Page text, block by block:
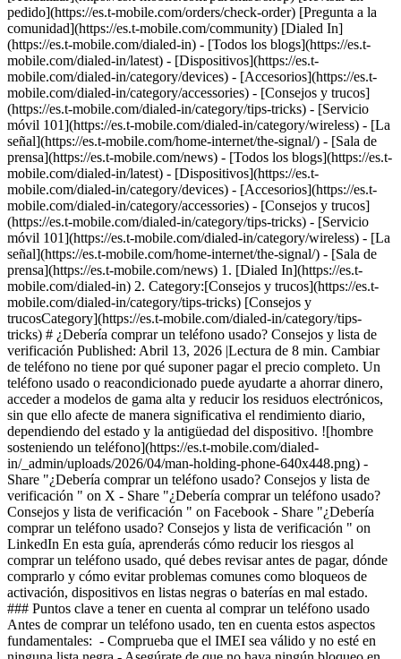
pedido](https://es.t-mobile.com/orders/check-order) [Pregunta a la
comunidad](https://es.t-mobile.com/community) [Dialed In]
(https://es.t-mobile.com/dialed-in) - [Todos los blogs](https://es.t-
mobile.com/dialed-in/latest) - [Dispositivos](https://es.t-
mobile.com/dialed-in/category/devices) - [Accesorios](https://es.t-
mobile.com/dialed-in/category/accessories) - [Consejos y trucos]
(https://es.t-mobile.com/dialed-in/category/tips-tricks) - [Servicio
móvil 101](https://es.t-mobile.com/dialed-in/category/wireless) - [La
señal](https://es.t-mobile.com/home-internet/the-signal/) - [Sala de
prensa](https://es.t-mobile.com/news) - [Todos los blogs](https://es.t-
mobile.com/dialed-in/latest) - [Dispositivos](https://es.t-
mobile.com/dialed-in/category/devices) - [Accesorios](https://es.t-
mobile.com/dialed-in/category/accessories) - [Consejos y trucos]
(https://es.t-mobile.com/dialed-in/category/tips-tricks) - [Servicio
móvil 101](https://es.t-mobile.com/dialed-in/category/wireless) - [La
señal](https://es.t-mobile.com/home-internet/the-signal/) - [Sala de
prensa](https://es.t-mobile.com/news) 1. [Dialed In](https://es.t-
mobile.com/dialed-in) 2. Category:[Consejos y trucos](https://es.t-
mobile.com/dialed-in/category/tips-tricks) [Consejos y
trucosCategory](https://es.t-mobile.com/dialed-in/category/tips-
tricks) # ¿Debería comprar un teléfono usado? Consejos y lista de
verificación Published: Abril 13, 2026 |Lectura de 8 min. Cambiar
de teléfono no tiene por qué suponer pagar el precio completo. Un
teléfono usado o reacondicionado puede ayudarte a ahorrar dinero,
acceder a modelos de gama alta y reducir los residuos electrónicos,
sin que ello afecte de manera significativa el rendimiento diario,
dependiendo del estado y la antigüedad del dispositivo. ![hombre
sosteniendo un teléfono](https://es.t-mobile.com/dialed-
in/_admin/uploads/2026/04/man-holding-phone-640x448.png) -
Share "¿Debería comprar un teléfono usado? Consejos y lista de
verificación " on X - Share "¿Debería comprar un teléfono usado?
Consejos y lista de verificación " on Facebook - Share "¿Debería
comprar un teléfono usado? Consejos y lista de verificación " on
LinkedIn En esta guía, aprenderás cómo reducir los riesgos al
comprar un teléfono usado, qué debes revisar antes de pagar, dónde
comprarlo y cómo evitar problemas comunes como bloqueos de
activación, dispositivos en listas negras o baterías en mal estado.
### Puntos clave a tener en cuenta al comprar un teléfono usado
Antes de comprar un teléfono usado, ten en cuenta estos aspectos
fundamentales: - Comprueba que el IMEI sea válido y no esté en